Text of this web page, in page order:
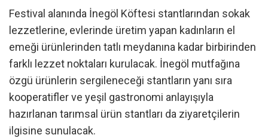
Festival alanında İnegöl Köftesi stantlarından sokak
lezzetlerine, evlerinde üretim yapan kadınların el
emeği ürünlerinden tatlı meydanına kadar birbirinden
farklı lezzet noktaları kurulacak. İnegöl mutfağına
özgü ürünlerin sergileneceği stantların yanı sıra
kooperatifler ve yeşil gastronomi anlayışıyla
hazırlanan tarımsal ürün stantları da ziyaretçilerin
ilgisine sunulacak.